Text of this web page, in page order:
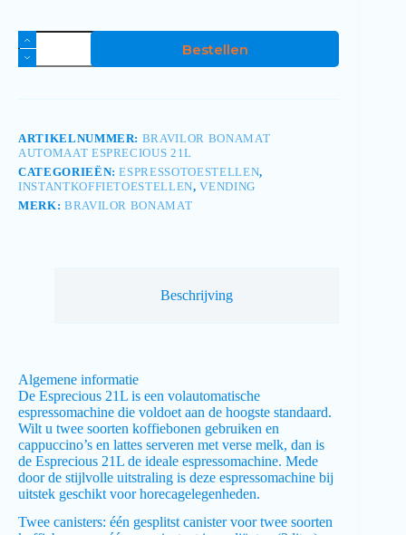
Bestellen
ARTIKELNUMMER: BRAVILOR BONAMAT
AUTOMAAT ESPRECIOUS 21L
CATEGORIEËN:ESPRESSOTOESTELLEN,
INSTANTKOFFIETOESTELLEN,VENDING
MERK: BRAVILOR BONAMAT
Beschrijving
Algemene informatie
De Esprecious 21L is een volautomatische
espressomachine die voldoet aan de hoogste standaard.
Wilt u twee soorten koffiebonen gebruiken en
cappuccino’s en lattes serveren met verse melk, dan is
de Esprecious 21L de ideale espressomachine. Mede
door de stijlvolle uitstraling is deze espressomachine bij
uitstek geschikt voor horecagelegenheden.
Twee canisters: één gesplitst canister voor twee soorten